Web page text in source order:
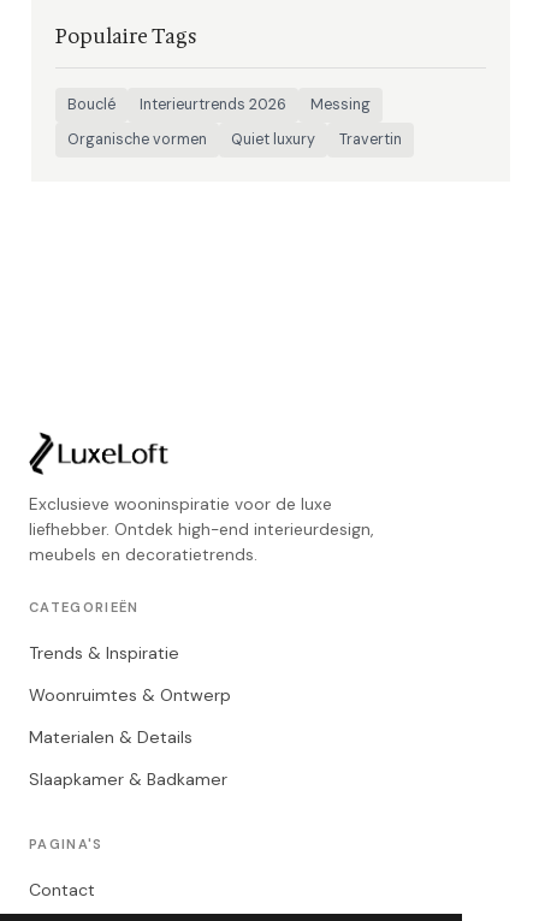
Populaire Tags
Bouclé Interieurtrends 2026
Messing
Organische vormen
Quiet luxury Travertin
Exclusieve wooninspiratie voor de luxe
liefhebber. Ontdek high-end interieurdesign,
meubels en decoratietrends.
CATEGORIEËN
Trends & Inspiratie
Woonruimtes & Ontwerp
Materialen & Details
Slaapkamer & Badkamer
PAGINA'S
Contact